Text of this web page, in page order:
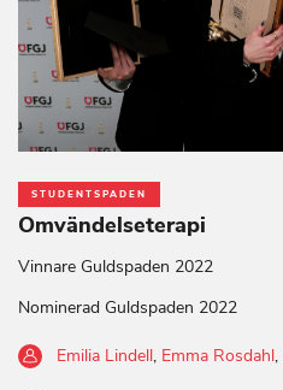
STUDENTSPADEN
Omvändelseterapi
Vinnare Guldspaden 2022
Nominerad Guldspaden 2022
Emilia Lindell, Emma Rosdahl,